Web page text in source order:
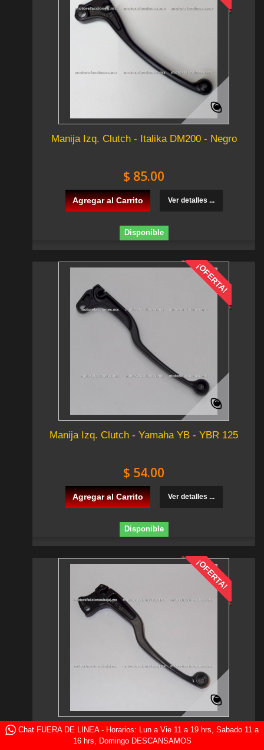
Manija Izq. Clutch - Italika DM200 - Negro
$ 85.00
Agregar al Carrito Ver detalles ...
Disponible
¡OFERTA!
Manija Izq. Clutch - Yamaha YB - YBR 125
$ 54.00
Agregar al Carrito Ver detalles ...
Disponible
¡OFERTA!
Manija Izq. Clutch Bajaj Boxer 150 - BM150...
Chat FUERA DE LINEA - Horarios: Lun a Vie 11 a 19 hrs, Sabado 11 a
16 hrs, Domingo DESCANSAMOS